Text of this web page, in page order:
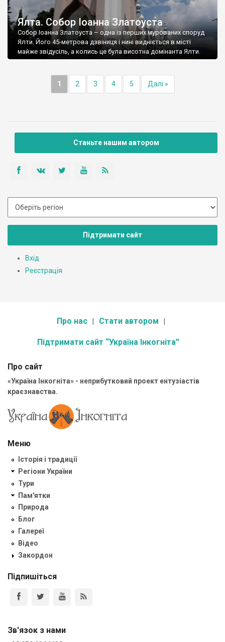
Ялта. Собор Іоанна Златоуста
Собор Іоанна Златоуста – одна із перших мурованих споруд
Ялти. Його 45-метрова дзвіниця і нині видніється в місті
майже звідусіль, а колись це була висотна домінанта Ялти.
1 2 3 4 5 Далі »
Станьте нашим автором
Підтримати сайт
Вхід
Реєстрація
Про нас Стати автором
Підтримати сайт “Україна Інкогніта”
Про сайт
«Україна Інкогніта» - неприбутковий проект ентузіастів
краєзнавства.
Меню
Історія і традиції
Регіони України
Тури
Пам'ятки
Природа
Блог
Галереї
Відео
Закордон
Підпишіться
Зв'язок з нами